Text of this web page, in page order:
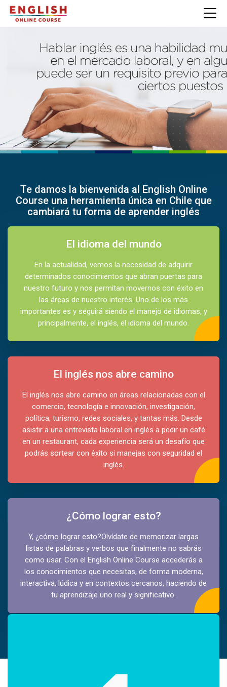
Skip to navigation
Skip to login form
Salta al contenido principal
Skip to accessibility options
Skip to footer
Skip accessibility options
Página Principal
Te damos la bienvenida al English Online
Course una herramienta única en Chile que
cambiará tu forma de aprender inglés
El idioma del mundo
En la actualidad, vemos la necesidad de adquirir
determinados conocimientos que abran puertas para
nuestro futuro y nos permitan movernos con éxito en
las áreas de nuestro interés. Uno de los más
importantes es y seguirá siendo el manejo de idiomas, y
principalmente, el inglés, el idioma del mundo.
El inglés nos abre camino
El inglés nos abre camino en áreas relacionadas con el
comercio, tecnología e innovación, investigación,
política, turismo, redes sociales, y tantas más. Desde
asistir a una entrevista laboral en inglés a pedir un café
en un restaurant, cada experiencia será un desafío que
podrás sortear con éxito si manejas con seguridad el
inglés.
¿Cómo lograr esto?
Y, ¿cómo lograr esto?Olvídate de memorizar largas
listas de palabras y verbos que finalmente no sabrás
como usar. Con el English Online Course accederás a
los conocimientos que necesitas, de forma moderna,
interactiva, lúdica y en contextos cercanos, haciendo de
tu aprendizaje uno real y significativo.